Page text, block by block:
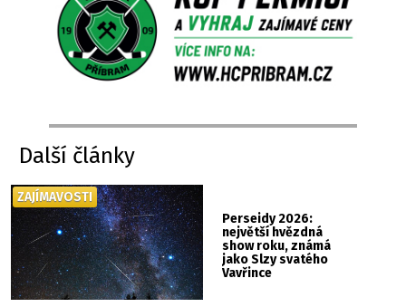
Další články
Perseidy 2026:
největší hvězdná
show roku, známá
jako Slzy svatého
Vavřince
ZAJÍMAVOSTI